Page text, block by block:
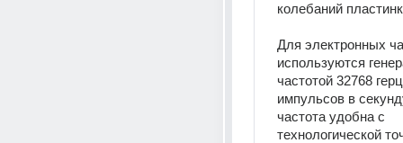
колебаний
Для электронных
используются
частотой 32768
импульсов в
частота удобна с
технологической